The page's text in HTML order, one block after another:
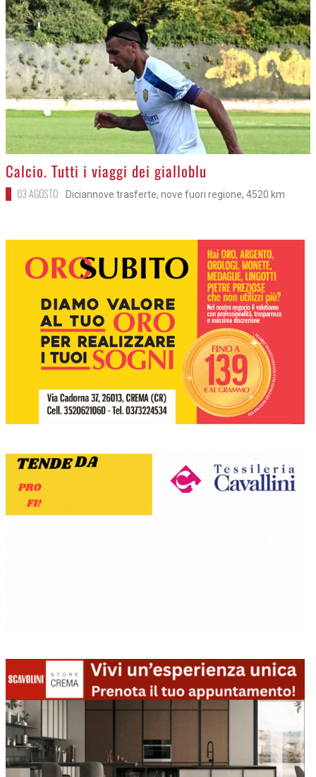
>
Calcio. Tutti i viaggi dei gialloblu
03 AGOSTO Diciannove trasferte, nove fuori regione, 4520 km